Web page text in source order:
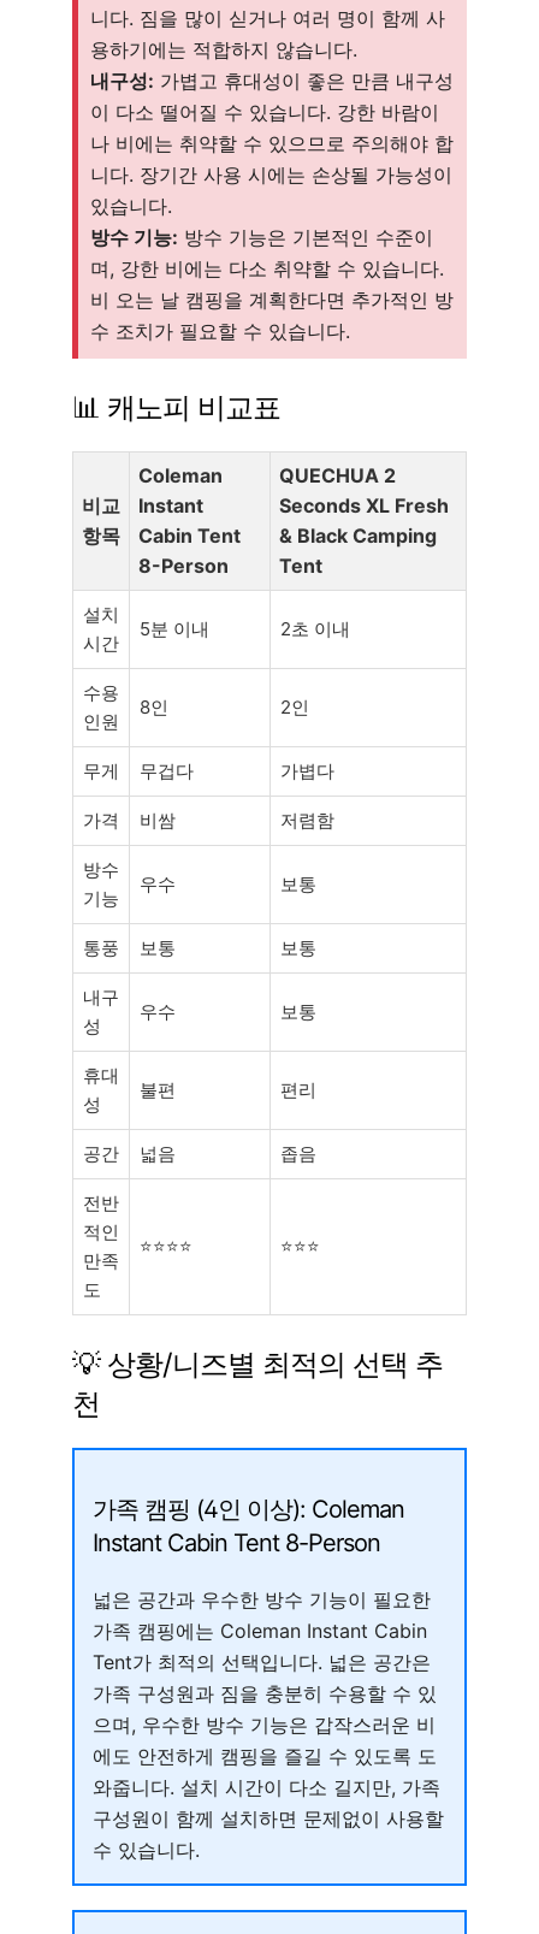
니다. 짐을 많이 싣거나 여러 명이 함께 사
용하기에는 적합하지 않습니다.
내구성: 가볍고 휴대성이 좋은 만큼 내구성
이 다소 떨어질 수 있습니다. 강한 바람이
나 비에는 취약할 수 있으므로 주의해야 합
니다. 장기간 사용 시에는 손상될 가능성이
있습니다.
방수 기능: 방수 기능은 기본적인 수준이
며, 강한 비에는 다소 취약할 수 있습니다.
비 오는 날 캠핑을 계획한다면 추가적인 방
수 조치가 필요할 수 있습니다.
📊 캐노피 비교표
비교
항목
Coleman
Instant
Cabin Tent
8-Person
QUECHUA 2
Seconds XL Fresh
& Black Camping
Tent
설치
시간
5분 이내 2초 이내
수용
인원
8인 2인
무게 무겁다 가볍다
가격 비쌈 저렴함
방수
기능
우수 보통
통풍 보통 보통
내구
성
우수 보통
휴대
성
불편 편리
공간 넓음 좁음
전반
적인
만족
도
⭐⭐⭐⭐ ⭐⭐⭐
💡 상황/니즈별 최적의 선택 추
천
가족 캠핑 (4인 이상): Coleman
Instant Cabin Tent 8-Person
넓은 공간과 우수한 방수 기능이 필요한
가족 캠핑에는 Coleman Instant Cabin
Tent가 최적의 선택입니다. 넓은 공간은
가족 구성원과 짐을 충분히 수용할 수 있
으며, 우수한 방수 기능은 갑작스러운 비
에도 안전하게 캠핑을 즐길 수 있도록 도
와줍니다. 설치 시간이 다소 길지만, 가족
구성원이 함께 설치하면 문제없이 사용할
수 있습니다.